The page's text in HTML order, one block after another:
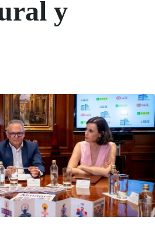
y